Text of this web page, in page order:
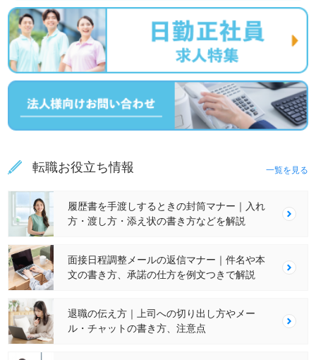
転職お役立ち情報 一覧を見る
履歴書を手渡しするときの封筒マナー｜入れ
方・渡し方・添え状の書き方などを解説
面接日程調整メールの返信マナー｜件名や本
文の書き方、承諾の仕方を例文つきで解説
退職の伝え方｜上司への切り出し方やメー
ル・チャットの書き方、注意点